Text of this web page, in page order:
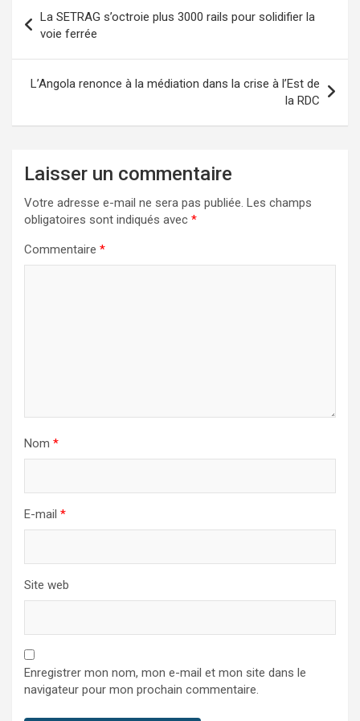
de
l’article
La SETRAG s’octroie plus 3000 rails pour solidifier la
voie ferrée
L’Angola renonce à la médiation dans la crise à l’Est de
la RDC
Laisser un commentaire
Votre adresse e-mail ne sera pas publiée. Les champs
obligatoires sont indiqués avec *
Commentaire *
Nom *
E-mail *
Site web
Enregistrer mon nom, mon e-mail et mon site dans le
navigateur pour mon prochain commentaire.